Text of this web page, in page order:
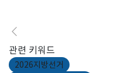
관련 키워드
2026지방선거